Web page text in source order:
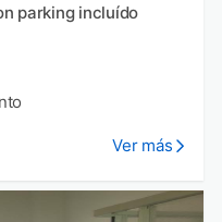
parking incluído
Ver más